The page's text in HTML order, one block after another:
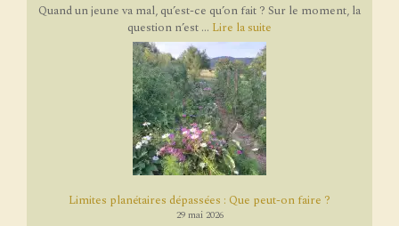
Quand un jeune va mal, qu’est-ce qu’on fait ? Sur le moment, la
question n’est ... Lire la suite
Limites planétaires dépassées : Que peut-on faire ?
29 mai 2026